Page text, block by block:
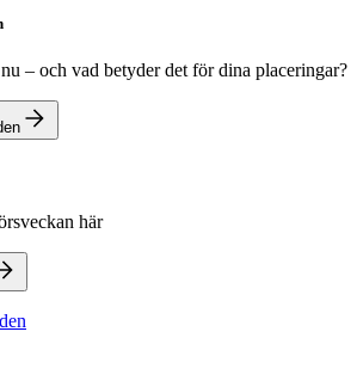
– och vad betyder det för dina placeringar?
här